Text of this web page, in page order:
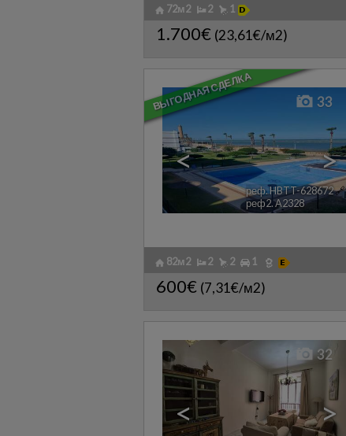
72м2 2 1
1.700€ (23,61€/м2)
ВЫГОДНАЯ СДЕЛКА
< >
33
реф. HBTT-628672🔗
реф2. A2328
82м2 2 2 1
600€ (7,31€/м2)
< >
32